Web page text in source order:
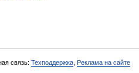
связь: Техподдержка Реклама на сайте